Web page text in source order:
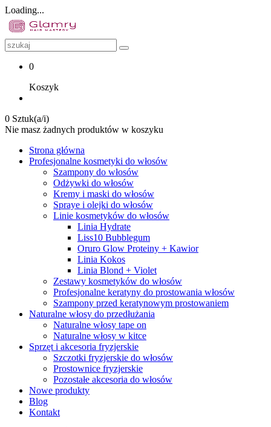
Loading...
0
Koszyk
0 Sztuk(a/i)
Nie masz żadnych produktów w koszyku
Strona główna
Profesjonalne kosmetyki do włosów
Szampony do włosów
Odżywki do włosów
Kremy i maski do włosów
Spraye i olejki do włosów
Linie kosmetyków do włosów
Linia Hydrate
Liss10 Bubblegum
Oruro Glow Proteiny + Kawior
Linia Kokos
Linia Blond + Violet
Zestawy kosmetyków do włosów
Profesjonalne keratyny do prostowania włosów
Szampony przed keratynowym prostowaniem
Naturalne włosy do przedłużania
Naturalne włosy tape on
Naturalne włosy w kitce
Sprzęt i akcesoria fryzjerskie
Szczotki fryzjerskie do włosów
Prostownice fryzjerskie
Pozostałe akcesoria do włosów
Nowe produkty
Blog
Kontakt